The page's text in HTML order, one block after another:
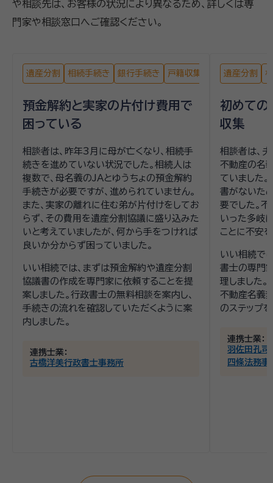
や相談先は、お客様の状況により異なるため、詳しくは専
門家や相談窓口へご確認ください。
遺産分割 相続手続き 銀行手続き 戸籍収集
預金解約と実家の片付け費用で
困っている
相談者は、昨年3月に母が亡くなり、相続手
続きを進めていない状況でした。相続人は
複数で、母名義のJAとゆうちょの預金解約
手続きが必要ですが、進められていません。
また、実家の離れに住む弟が片付けをしてお
らず、その費用を遺産分割協議に盛り込みた
いと考えていましたが、何から手をつければ
良いか分からず困っていました。
いい相続では、まずは預金解約や遺産分割
協議書の作成を専門家に依頼することを提
案しました。行政書士の無料相談を案内し、
手続きの流れを確認していただくように案
内しました。
連携士業：
古橋洋美行政書士事務所
遺産分割
初めての
収集
相談者は、
不動産の名
ていました
書がないた
要でした。
いった多岐
ことに不安
いい相続で
書士の専門
理しました
不動産名義
のステップ
連携士業：
羽佐田孔司
四條法務事